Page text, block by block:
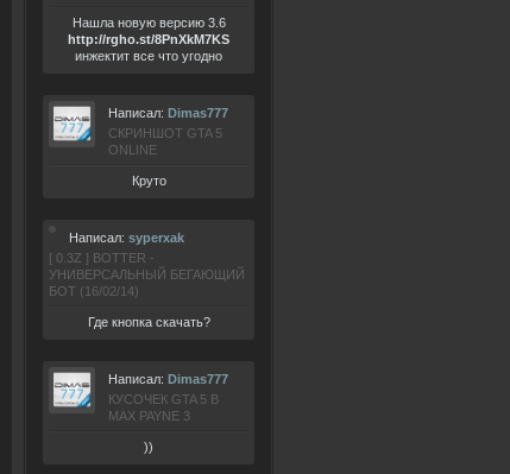
Нашла новую версию 3.6
http://rgho.st/8PnXkM7KS
инжектит все что угодно
Написал: Dimas777
СКРИНШОТ GTA 5
ONLINE
Круто
Написал: syperxak
[ 0.3Z ] BOTTER -
УНИВЕРСАЛЬНЫЙ БЕГАЮЩИЙ
БОТ (16/02/14)
Где кнопка скачать?
Написал: Dimas777
КУСОЧЕК GTA 5 В
MAX PAYNE 3
))